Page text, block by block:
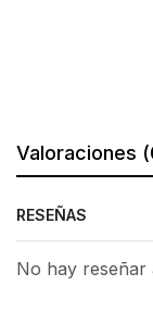
Valoraciones
RESEÑAS
No hay reseñar